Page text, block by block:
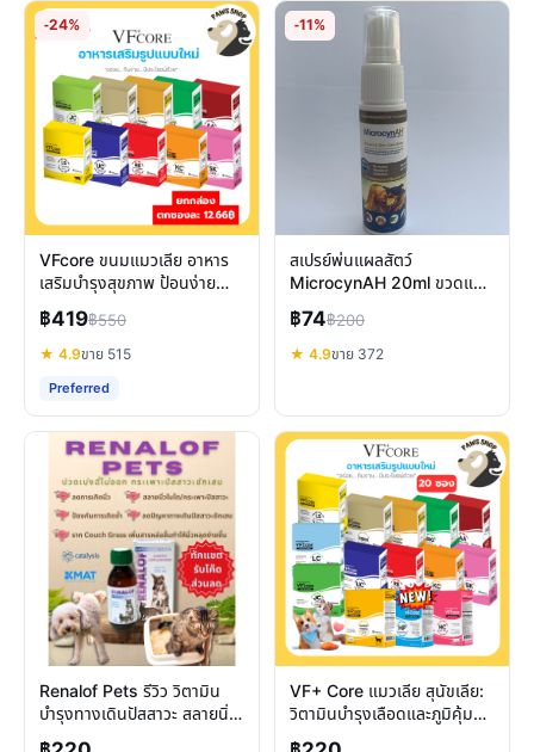
-24%
VFcore ขนมแมวเลีย อาหาร
เสริมบำรุงสุขภาพ ป้อนง่าย
สำหรับสุนัขและแมว
฿419฿550
★ 4.9ขาย 515
Preferred
-11%
สเปรย์พ่นแผลสัตว์
MicrocynAH 20ml ขวดแบ่ง
ทดลองใช้ ปลอดภัย ฆ่าเชื้อโรค
฿74฿200
★ 4.9ขาย 372
Renalof Pets รีวิว วิตามิน
บำรุงทางเดินปัสสาวะ สลายนิ่ว
ลดการกลับมาเกิดซ้ำ
VF+ Core แมวเลีย สุนัขเลีย:
วิตามินบำรุงเลือดและภูมิคุ้มกัน
ครบวงจร